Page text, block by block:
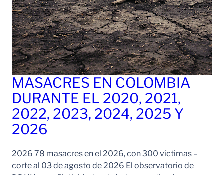
MASACRES EN COLOMBIA
DURANTE EL 2020, 2021,
2022, 2023, 2024, 2025 Y
2026
2026 78 masacres en el 2026, con 300 víctimas –
corte al 03 de agosto de 2026 El observatorio de